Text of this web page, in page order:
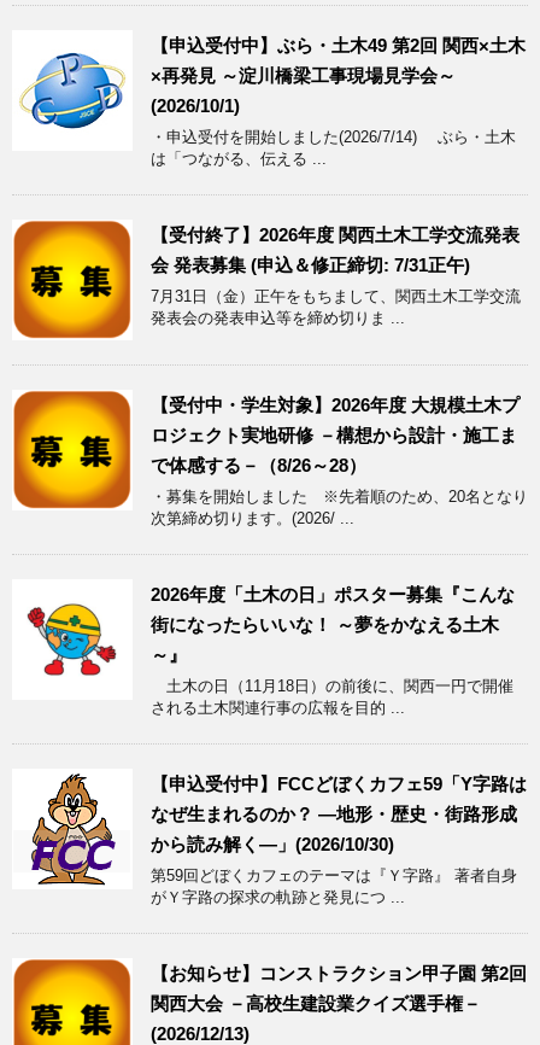
【申込受付中】ぶら・土木49 第2回 関西×土木
×再発見 ～淀川橋梁工事現場見学会～
(2026/10/1)
・申込受付を開始しました(2026/7/14) ぶら・土木
は「つながる、伝える ...
【受付終了】2026年度 関西土木工学交流発表
会 発表募集 (申込＆修正締切: 7/31正午)
7月31日（金）正午をもちまして、関西土木工学交流
発表会の発表申込等を締め切りま ...
【受付中・学生対象】2026年度 大規模土木プ
ロジェクト実地研修 －構想から設計・施工ま
で体感する－（8/26～28）
・募集を開始しました ※先着順のため、20名となり
次第締め切ります。(2026/ ...
2026年度「土木の日」ポスター募集『こんな
街になったらいいな！ ～夢をかなえる土木
～』
土木の日（11月18日）の前後に、関西一円で開催
される土木関連行事の広報を目的 ...
【申込受付中】FCCどぼくカフェ59「Y字路は
なぜ生まれるのか？ ―地形・歴史・街路形成
から読み解く―」(2026/10/30)
第59回どぼくカフェのテーマは『Ｙ字路』 著者自身
がＹ字路の探求の軌跡と発見につ ...
【お知らせ】コンストラクション甲子園 第2回
関西大会 －高校生建設業クイズ選手権－
(2026/12/13)